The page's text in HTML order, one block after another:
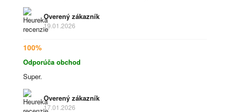
Overený zákazník
19.01.2026
100%
Odporúča obchod
Super.
Overený zákazník
17.01.2026